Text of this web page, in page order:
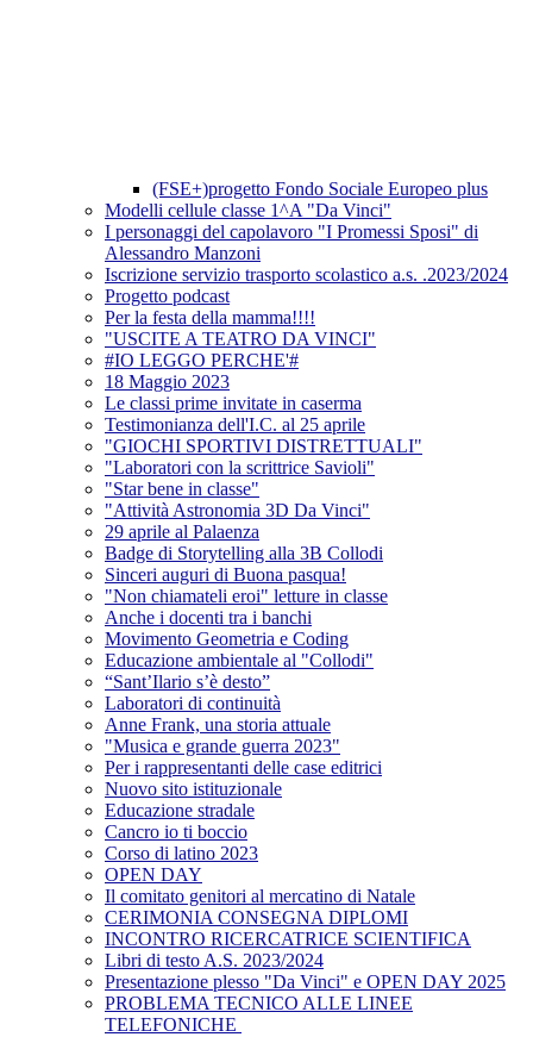
(FSE+)progetto Fondo Sociale Europeo plus
Modelli cellule classe 1^A "Da Vinci"
I personaggi del capolavoro "I Promessi Sposi" di
Alessandro Manzoni
Iscrizione servizio trasporto scolastico a.s. .2023/2024
Progetto podcast
Per la festa della mamma!!!!
"USCITE A TEATRO DA VINCI"
#IO LEGGO PERCHE'#
18 Maggio 2023
Le classi prime invitate in caserma
Testimonianza dell'I.C. al 25 aprile
"GIOCHI SPORTIVI DISTRETTUALI"
"Laboratori con la scrittrice Savioli"
"Star bene in classe"
"Attività Astronomia 3D Da Vinci"
29 aprile al Palaenza
Badge di Storytelling alla 3B Collodi
Sinceri auguri di Buona pasqua!
"Non chiamateli eroi" letture in classe
Anche i docenti tra i banchi
Movimento Geometria e Coding
Educazione ambientale al "Collodi"
“Sant’Ilario s’è desto”
Laboratori di continuità
Anne Frank, una storia attuale
"Musica e grande guerra 2023"
Per i rappresentanti delle case editrici
Nuovo sito istituzionale
Educazione stradale
Cancro io ti boccio
Corso di latino 2023
OPEN DAY
Il comitato genitori al mercatino di Natale
CERIMONIA CONSEGNA DIPLOMI
INCONTRO RICERCATRICE SCIENTIFICA
Libri di testo A.S. 2023/2024
Presentazione plesso "Da Vinci" e OPEN DAY 2025
PROBLEMA TECNICO ALLE LINEE
TELEFONICHE